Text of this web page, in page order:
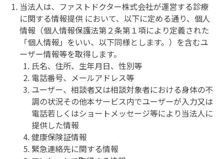
当法人は、ファストドクター株式会社が運営する診療
に関する情報提供 において、以下に定める通り、個人
情報（個人情報保護法第２条第１項により定義された
「個人情報」をいい、以下同様とします。）を含むユ
ーザー情報等を取得します。
氏名、住所、生年月日、性別等
電話番号、メールアドレス等
ユーザー、相談者又は相談対象者における身体の不
調の状況その他本サービス内でユーザーが入力又は
電話若しくはショートメッセージ等により当法人に
提供した情報
健康保険証情報
緊急連絡先に関する情報